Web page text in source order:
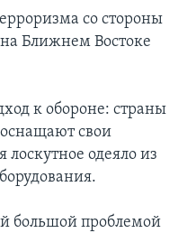
со стороны
на Ближнем Востоке
к обороне: страны
свои
одеяло из
большой проблемой